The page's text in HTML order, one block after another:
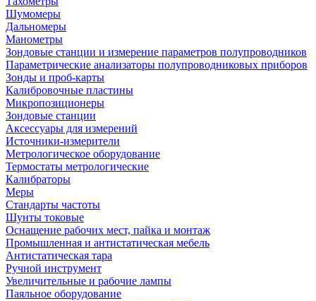
Шумомеры
Дальномеры
Манометры
Зондовые станции и измерение параметров полупроводников
Параметрические анализаторы полупроводниковых приборов
Зонды и проб-карты
Калибровочные пластины
Микропозиционеры
Зондовые станции
Аксессуары для измерений
Источники-измерители
Метрологическое оборудование
Термостаты метрологические
Калибраторы
Меры
Стандарты частоты
Шунты токовые
Оснащение рабочих мест, пайка и монтаж
Промышленная и антистатическая мебель
Антистатическая тара
Ручной инструмент
Увеличительные и рабочие лампы
Паяльное оборудование